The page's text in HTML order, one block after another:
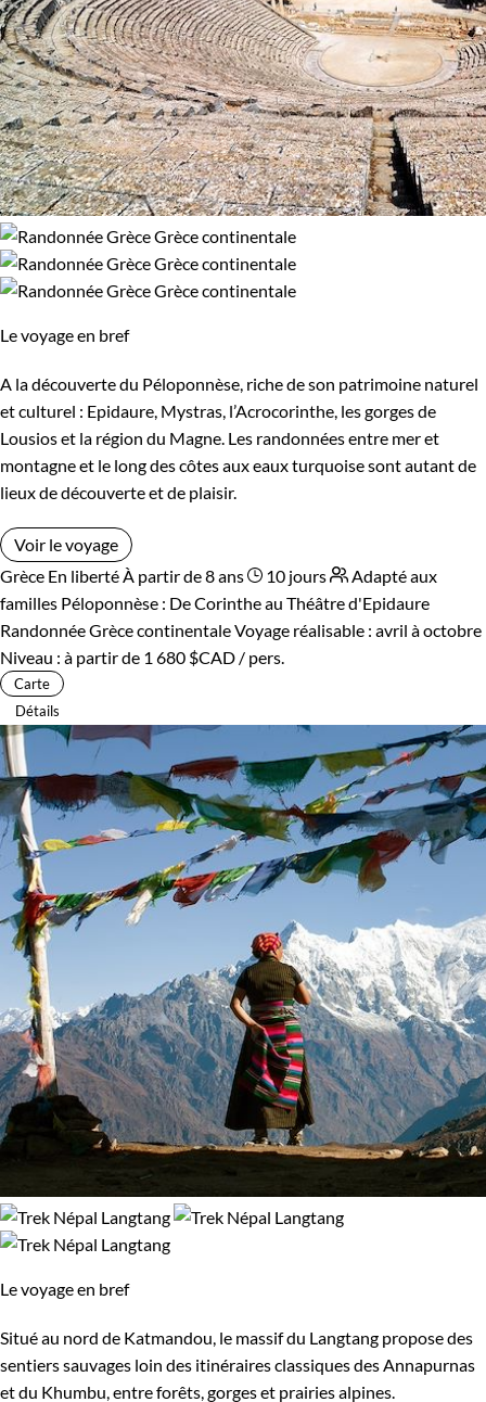
Le voyage en bref
A la découverte du Péloponnèse, riche de son patrimoine naturel
et culturel : Epidaure, Mystras, l’Acrocorinthe, les gorges de
Lousios et la région du Magne. Les randonnées entre mer et
montagne et le long des côtes aux eaux turquoise sont autant de
lieux de découverte et de plaisir.
Voir le voyage
Grèce En liberté À partir de 8 ans 10 jours
Adapté aux
familles Péloponnèse : De Corinthe au Théâtre d'Epidaure
Randonnée Grèce continentaleVoyage réalisable : avril à octobre
Niveau : à partir de 1 680 $CAD / pers.
Carte
Détails
Le voyage en bref
Situé au nord de Katmandou, le massif du Langtang propose des
sentiers sauvages loin des itinéraires classiques des Annapurnas
et du Khumbu, entre forêts, gorges et prairies alpines.